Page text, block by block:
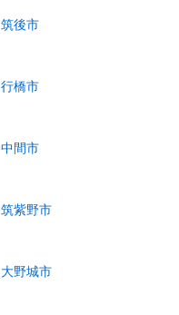
筑後市
行橋市
中間市
筑紫野市
大野城市